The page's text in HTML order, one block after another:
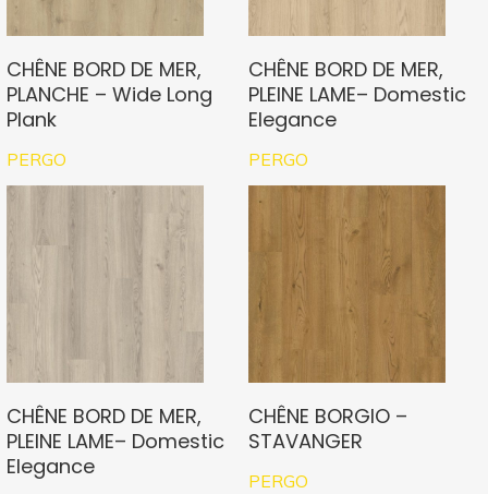
CHÊNE BORD DE MER,
PLANCHE – Wide Long
Plank
PERGO
CHÊNE BORD DE MER,
PLEINE LAME– Domestic
Elegance
PERGO
CHÊNE BORD DE MER,
PLEINE LAME– Domestic
Elegance
CHÊNE BORGIO –
STAVANGER
PERGO